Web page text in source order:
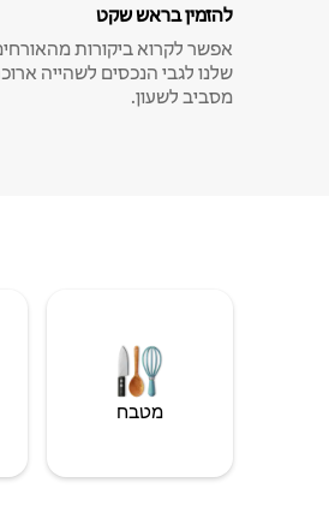
להזמין בראש שקט
אפשר לקרוא ביקורות
שלנו לגבי הנכסים לשהייה
מסביב לשעון.
מטבח